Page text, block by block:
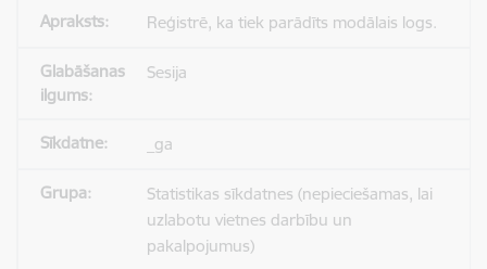
Reģistrē, ka tiek parādīts modālais logs.
Sesija
_ga
Statistikas sīkdatnes (nepieciešamas, lai
uzlabotu vietnes darbību un
pakalpojumus)